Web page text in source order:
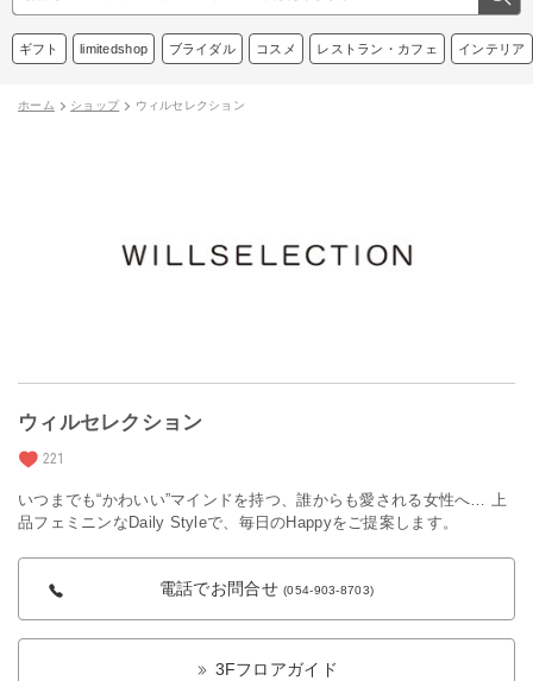
ギフト limitedshop ブライダル コスメ レストラン・カフェ インテリア
ホーム ショップ ウィルセレクション
ウィルセレクション
221
いつまでも“かわいい”マインドを持つ、誰からも愛される女性へ… 上
品フェミニンなDaily Styleで、毎日のHappyをご提案します。
電話でお問合せ(054-903-8703)
3Fフロアガイド